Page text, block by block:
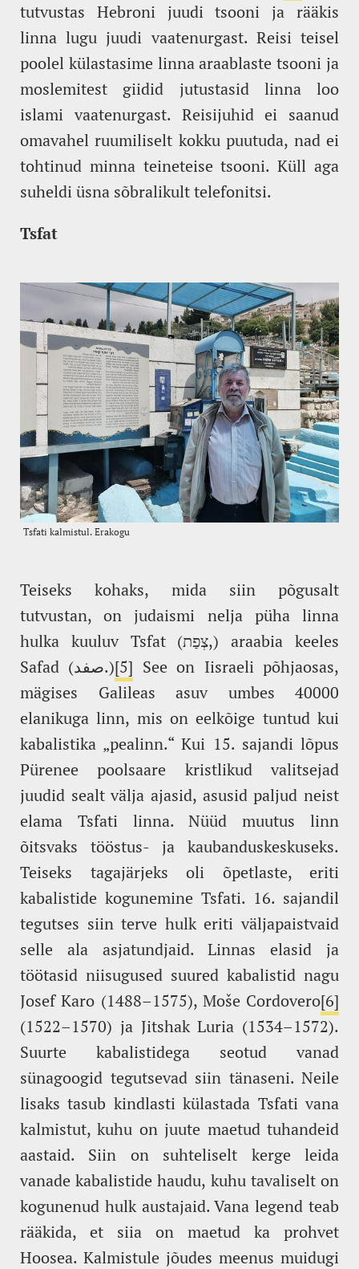
tutvustas Hebroni juudi tsooni ja rääkis
linna lugu juudi vaatenurgast. Reisi teisel
poolel külastasime linna araablaste tsooni ja
moslemitest giidid jutustasid linna loo
islami vaatenurgast. Reisijuhid ei saanud
omavahel ruumiliselt kokku puutuda, nad ei
tohtinud minna teineteise tsooni. Küll aga
suheldi üsna sõbralikult telefonitsi.
Tsfat
Teiseks kohaks, mida siin põgusalt
tutvustan, on judaismi nelja püha linna
hulka kuuluv Tsfat (צְפַת,) araabia keeles
Safad (صفد.)
[5] See on Iisraeli põhjaosas,
mägises Galileas asuv umbes 40000
elanikuga linn, mis on eelkõige tuntud kui
kabalistika „pealinn.“ Kui 15. sajandi lõpus
Pürenee poolsaare kristlikud valitsejad
juudid sealt välja ajasid, asusid paljud neist
elama Tsfati linna. Nüüd muutus linn
õitsvaks tööstus- ja kaubanduskeskuseks.
Teiseks tagajärjeks oli õpetlaste, eriti
kabalistide kogunemine Tsfati. 16. sajandil
tegutses siin terve hulk eriti väljapaistvaid
selle ala asjatundjaid. Linnas elasid ja
töötasid niisugused suured kabalistid nagu
Josef Karo (1488–1575), Moše Cordovero[6]
(1522–1570) ja Jitshak Luria (1534–1572).
Suurte kabalistidega seotud vanad
sünagoogid tegutsevad siin tänaseni. Neile
lisaks tasub kindlasti külastada Tsfati vana
kalmistut, kuhu on juute maetud tuhandeid
aastaid. Siin on suhteliselt kerge leida
vanade kabalistide haudu, kuhu tavaliselt on
kogunenud hulk austajaid. Vana legend teab
rääkida, et siia on maetud ka prohvet
Hoosea. Kalmistule jõudes meenus muidugi